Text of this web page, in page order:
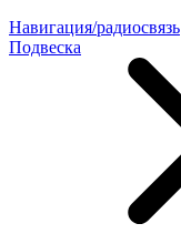
Навигация/радиосвязь
Подвеска